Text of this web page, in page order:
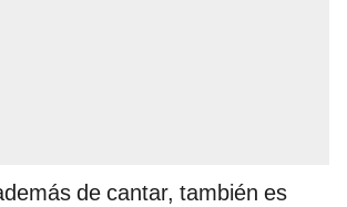
de cantar, también es